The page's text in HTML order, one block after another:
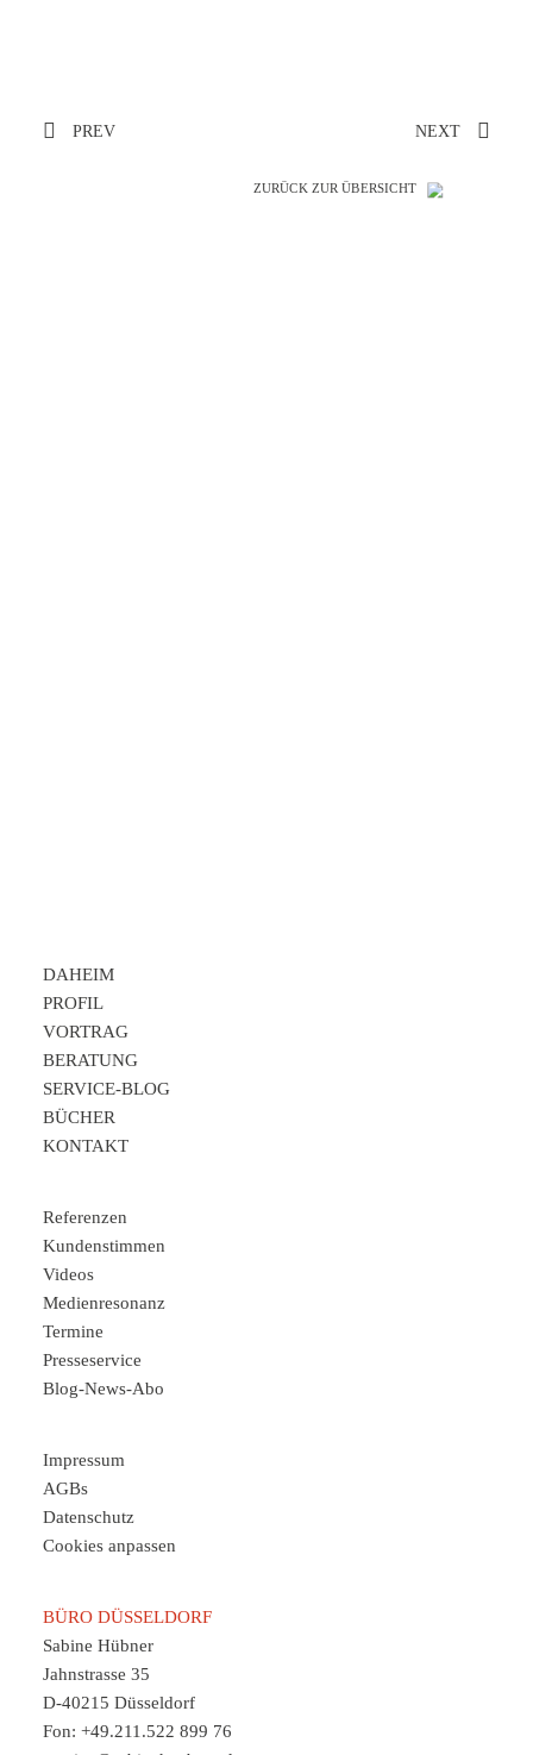
PREV NEXT
ZURÜCK ZUR ÜBERSICHT
DAHEIM
PROFIL
VORTRAG
BERATUNG
SERVICE-BLOG
BÜCHER
KONTAKT
Referenzen
Kundenstimmen
Videos
Medienresonanz
Termine
Presseservice
Blog-News-Abo
Impressum
AGBs
Datenschutz
Cookies anpassen
BÜRO DÜSSELDORF
Sabine Hübner
Jahnstrasse 35
D-40215 Düsseldorf
Fon: +49.211.522 899 76